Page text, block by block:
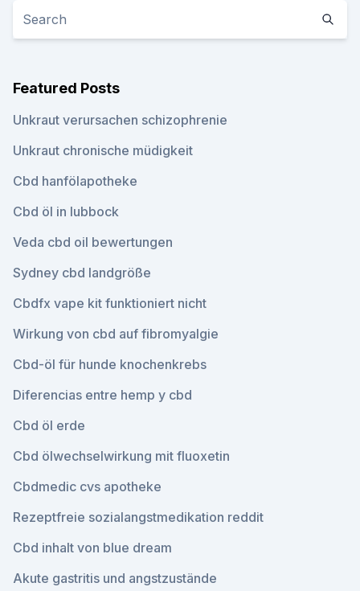
Featured Posts
Unkraut verursachen schizophrenie
Unkraut chronische müdigkeit
Cbd hanfölapotheke
Cbd öl in lubbock
Veda cbd oil bewertungen
Sydney cbd landgröße
Cbdfx vape kit funktioniert nicht
Wirkung von cbd auf fibromyalgie
Cbd-öl für hunde knochenkrebs
Diferencias entre hemp y cbd
Cbd öl erde
Cbd ölwechselwirkung mit fluoxetin
Cbdmedic cvs apotheke
Rezeptfreie sozialangstmedikation reddit
Cbd inhalt von blue dream
Akute gastritis und angstzustände